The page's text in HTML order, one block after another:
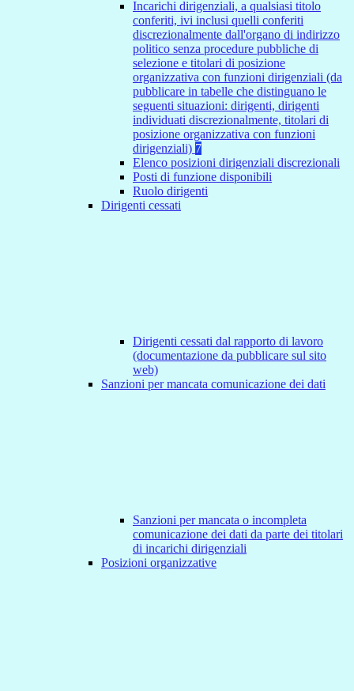
Incarichi dirigenziali, a qualsiasi titolo
conferiti, ivi inclusi quelli conferiti
discrezionalmente dall'organo di indirizzo
politico senza procedure pubbliche di
selezione e titolari di posizione
organizzativa con funzioni dirigenziali (da
pubblicare in tabelle che distinguano le
seguenti situazioni: dirigenti, dirigenti
individuati discrezionalmente, titolari di
posizione organizzativa con funzioni
dirigenziali) 7
Elenco posizioni dirigenziali discrezionali
Posti di funzione disponibili
Ruolo dirigenti
Dirigenti cessati
Dirigenti cessati dal rapporto di lavoro
(documentazione da pubblicare sul sito
web)
Sanzioni per mancata comunicazione dei dati
Sanzioni per mancata o incompleta
comunicazione dei dati da parte dei titolari
di incarichi dirigenziali
Posizioni organizzative